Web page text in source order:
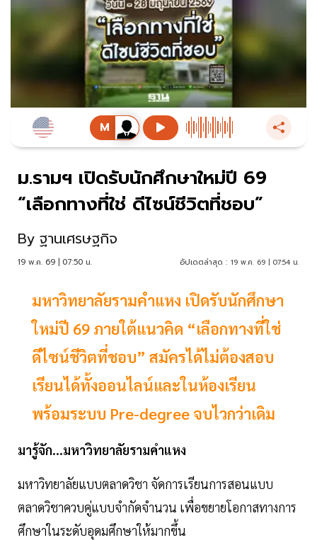
ม.รามฯ เปิดรับนักศึกษาใหม่ปี 69
“เลือกทางที่ใช่ ดีไซน์ชีวิตที่ชอบ”
By ฐานเศรษฐกิจ
19 พ.ค. 69 | 07:50 น. อัปเดตล่าสุด : 19 พ.ค. 69 | 07:54 น.
มหาวิทยาลัยรามคำแหง เปิดรับนักศึกษา
ใหม่ปี 69 ภายใต้แนวคิด “เลือกทางที่ใช่
ดีไซน์ชีวิตที่ชอบ” สมัครได้ไม่ต้องสอบ
เรียนได้ทั้งออนไลน์และในห้องเรียน
พร้อมระบบ Pre-degree จบไวกว่าเดิม
มารู้จัก...มหาวิทยาลัยรามคำแหง
มหาวิทยาลัยแบบตลาดวิชา จัดการเรียนการสอนแบบ
ตลาดวิชาควบคู่แบบจำกัดจำนวน เพื่อขยายโอกาสทางการ
ศึกษาในระดับอุดมศึกษาให้มากขึ้น